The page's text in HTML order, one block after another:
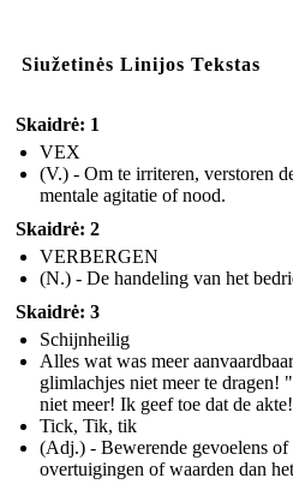
Siužetinės Linijos Tekstas
Skaidrė: 1
VEX
(V.) - Om te irriteren, verstoren
mentale agitatie of nood.
Skaidrė: 2
VERBERGEN
(N.) - De handeling van het
Skaidrė: 3
Schijnheilig
Alles wat was meer
glimlachjes niet meer te
niet meer! Ik geef toe dat de
Tick, Tik, tik
(Adj.) - Bewerende gevoelens of
overtuigingen of waarden dan